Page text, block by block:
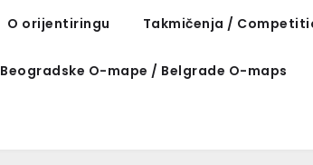
O orijentiringu Takmičenja /
Beogradske O-mape / Belgrade O-maps